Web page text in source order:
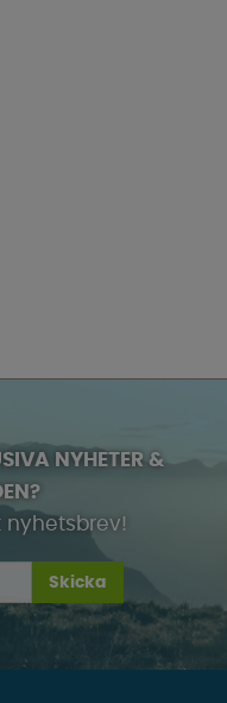
NYHETER &
nyhetsbrev!
Skicka